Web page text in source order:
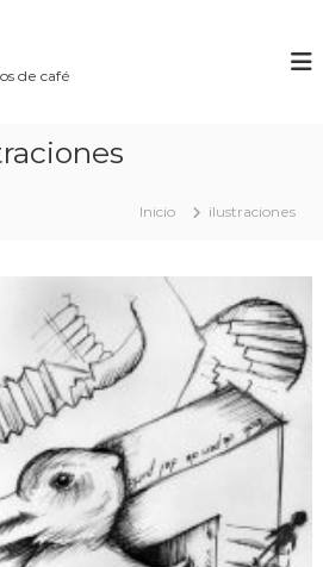
de café
Inicio ilustraciones